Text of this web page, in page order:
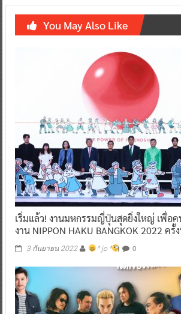
You May Also Like
เริ่มแล้ว! งานมหกรรมญี่ปุ่นสุดยิ่งใหญ่ เพื่อ
งาน NIPPON HAKU BANGKOK 2022 ครั้
3 กันยายน 2022 ^ jo ^ 0